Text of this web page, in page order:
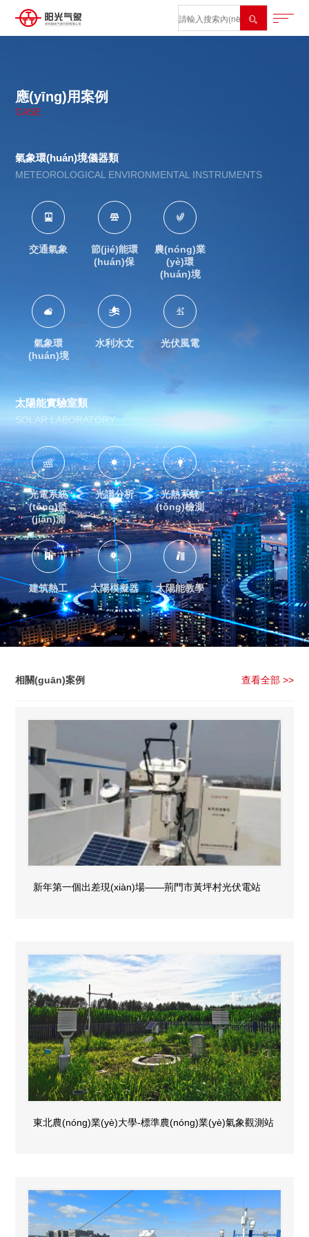

應(yīng)用案例
CASE
氣象環(huán)境儀器類
METEOROLOGICAL ENVIRONMENTAL INSTRUMENTS

交通氣象

節(jié)能環
(huán)保

農(nóng)業
(yè)環
(huán)境

氣象環
(huán)境

水利水文

光伏風電
太陽能實驗室類
SOLAR LABORATORY

光電系統
(tǒng)監
(jiān)測

光譜分析

光熱系統
(tǒng)檢測

建筑熱工

太陽模擬器

太陽能教學
相關(guān)案例 查看全部 >>
新年第一個出差現(xiàn)場——荊門市黃坪村光伏電站
東北農(nóng)業(yè)大學-標準農(nóng)業(yè)氣象觀測站